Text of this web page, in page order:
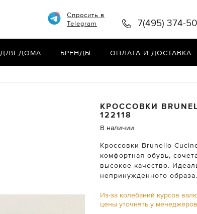
Спросить в
Telegram
7(495) 374-
ДЛЯ ДОМА БРЕНДЫ ОПЛАТА И ДОСТАВКА
КРОССОВКИ
122118
В наличии
Кроссовки Brunello
комфортная обувь,
высокое качество.
непринужденного образа.
Из-за колебаний курсов
цены уточнять у менеджеров